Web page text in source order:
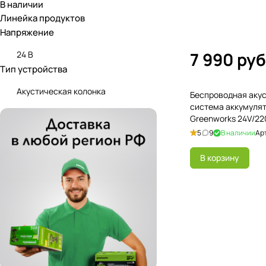
7 990
Беспроводная
система
Greenworks 24V/
3503107, без АКБ и
5 9 В наличии
В корзину
В наличии
Линейка продуктов
Напряжение
24 В
Тип устройства
Акустическая колонка